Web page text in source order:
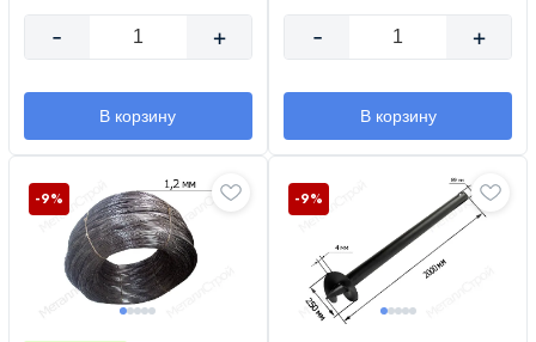
- +
В корзину
- +
В корзину
-9% -9%